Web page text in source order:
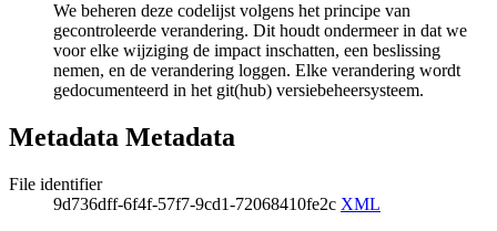
We beheren deze codelijst volgens het principe van
gecontroleerde verandering. Dit houdt ondermeer in dat we
voor elke wijziging de impact inschatten, een beslissing
nemen, en de verandering loggen. Elke verandering wordt
gedocumenteerd in het git(hub) versiebeheersysteem.
Metadata Metadata
File identifier
9d736dff-6f4f-57f7-9cd1-72068410fe2c XML